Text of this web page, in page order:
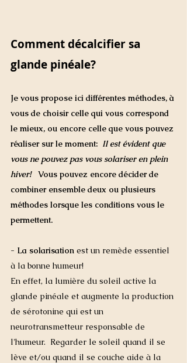
Comment décalcifier sa
glande pinéale?
Je vous propose ici différentes méthodes, à
vous de choisir celle qui vous correspond
le mieux, ou encore celle que vous pouvez
réaliser sur le moment: Il est évident que
vous ne pouvez pas vous solariser en plein
hiver! Vous pouvez encore décider de
combiner ensemble deux ou plusieurs
méthodes lorsque les conditions vous le
permettent.
- La solarisation est un remède essentiel
à la bonne humeur!
En effet, la lumière du soleil active la
glande pinéale et augmente la production
de sérotonine qui est un
neurotransmetteur responsable de
l'humeur.  Regarder le soleil quand il se
lève et/ou quand il se couche aide à la